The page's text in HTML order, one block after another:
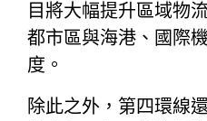
目將大幅提升區域物
都市區與海港、國際
度。
除此之外，第四環線